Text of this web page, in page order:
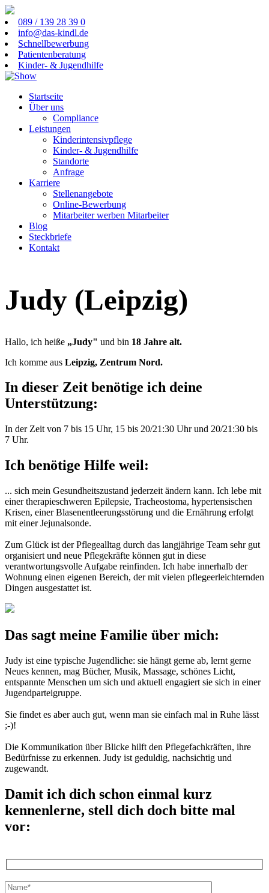
089 / 139 28 39 0
info@das-kindl.de
Schnellbewerbung
Patientenberatung
Kinder- & Jugendhilfe
Startseite
Über uns
Compliance
Leistungen
Kinderintensivpflege
Kinder- & Jugendhilfe
Standorte
Anfrage
Karriere
Stellenangebote
Online-Bewerbung
Mitarbeiter werben Mitarbeiter
Blog
Steckbriefe
Kontakt
Judy (Leipzig)
Hallo, ich heiße „Judy" und bin 18 Jahre alt.
Ich komme aus Leipzig, Zentrum Nord.
In dieser Zeit benötige ich deine
Unterstützung:
In der Zeit von 7 bis 15 Uhr, 15 bis 20/21:30 Uhr und 20/21:30 bis
7 Uhr.
Ich benötige Hilfe weil:
... sich mein Gesundheitszustand jederzeit ändern kann. Ich lebe mit
einer therapieschweren Epilepsie, Tracheostoma, hypertensischen
Krisen, einer Blasenentleerungsstörung und die Ernährung erfolgt
mit einer Jejunalsonde.
Zum Glück ist der Pflegealltag durch das langjährige Team sehr gut
organisiert und neue Pflegekräfte können gut in diese
verantwortungsvolle Aufgabe reinfinden. Ich habe innerhalb der
Wohnung einen eigenen Bereich, der mit vielen pflegeerleichternden
Dingen ausgestattet ist.
Das sagt meine Familie über mich:
Judy ist eine typische Jugendliche: sie hängt gerne ab, lernt gerne
Neues kennen, mag Bücher, Musik, Massage, schönes Licht,
entspannte Menschen um sich und aktuell engagiert sie sich in einer
Jugendparteigruppe.
Sie findet es aber auch gut, wenn man sie einfach mal in Ruhe lässt
;-)!
Die Kommunikation über Blicke hilft den Pflegefachkräften, ihre
Bedürfnisse zu erkennen. Judy ist geduldig, nachsichtig und
zugewandt.
Damit ich dich schon einmal kurz
kennenlerne, stell dich doch bitte mal
vor:
lasse